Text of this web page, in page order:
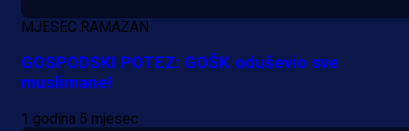
MJESEC RAMAZAN
GOSPODSKI POTEZ: GOŠK oduševio sve
muslimane!
1 godina 5 mjesec